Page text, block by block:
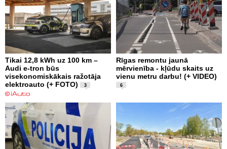
Tikai 12,8 kWh uz 100 km –
Audi e-tron būs
visekonomiskākais ražotāja
elektroauto (+ FOTO)
3
Rīgas remontu jaunā
mērvienība - kļūdu skaits uz
vienu metru darbu! (+ VIDEO)
6